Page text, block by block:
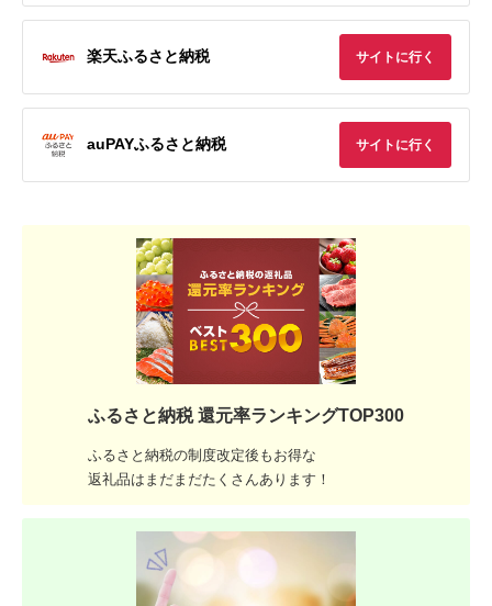
楽天ふるさと納税 サイトに行く
auPAYふるさと納税 サイトに行く
ふるさと納税 還元率ランキングTOP300
ふるさと納税の制度改定後もお得な
返礼品はまだまだたくさんあります！